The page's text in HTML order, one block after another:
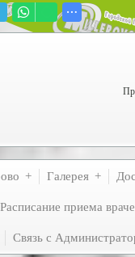
Галерея
Расписание приема
Связь с